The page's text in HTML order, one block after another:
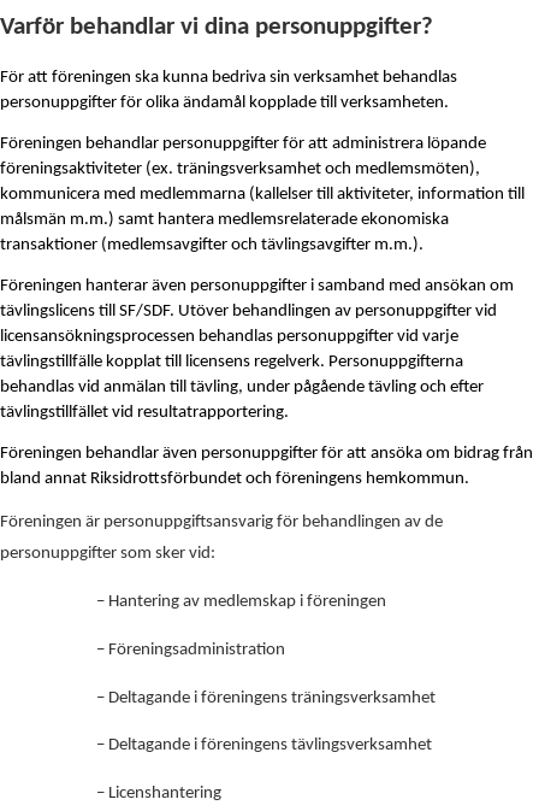
Varför behandlar vi dina personuppgifter?
För att föreningen ska kunna bedriva sin verksamhet behandlas
personuppgifter för olika ändamål kopplade till verksamheten.
Föreningen behandlar personuppgifter för att administrera löpande
föreningsaktiviteter (ex. träningsverksamhet och medlemsmöten),
kommunicera med medlemmarna (kallelser till aktiviteter, information till
målsmän m.m.) samt hantera medlemsrelaterade ekonomiska
transaktioner (medlemsavgifter och tävlingsavgifter m.m.).
Föreningen hanterar även personuppgifter i samband med ansökan om
tävlingslicens till SF/SDF. Utöver behandlingen av personuppgifter vid
licensansökningsprocessen behandlas personuppgifter vid varje
tävlingstillfälle kopplat till licensens regelverk. Personuppgifterna
behandlas vid anmälan till tävling, under pågående tävling och efter
tävlingstillfället vid resultatrapportering.
Föreningen behandlar även personuppgifter för att ansöka om bidrag från
bland annat Riksidrottsförbundet och föreningens hemkommun.
Föreningen är personuppgiftsansvarig för behandlingen av de
personuppgifter som sker vid:
– Hantering av medlemskap i föreningen
– Föreningsadministration
– Deltagande i föreningens träningsverksamhet
– Deltagande i föreningens tävlingsverksamhet
– Licenshantering